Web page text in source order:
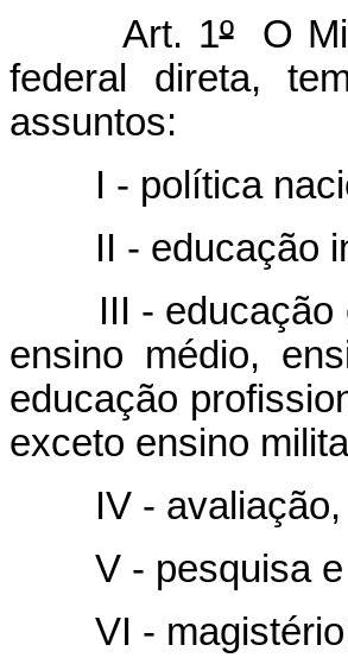
Art. 1ºO
federal direta,
assuntos:
I - política
II - educação
III - educação
ensino médio,
educação
exceto ensino
IV - avaliação,
V - pesquisa e
VI -